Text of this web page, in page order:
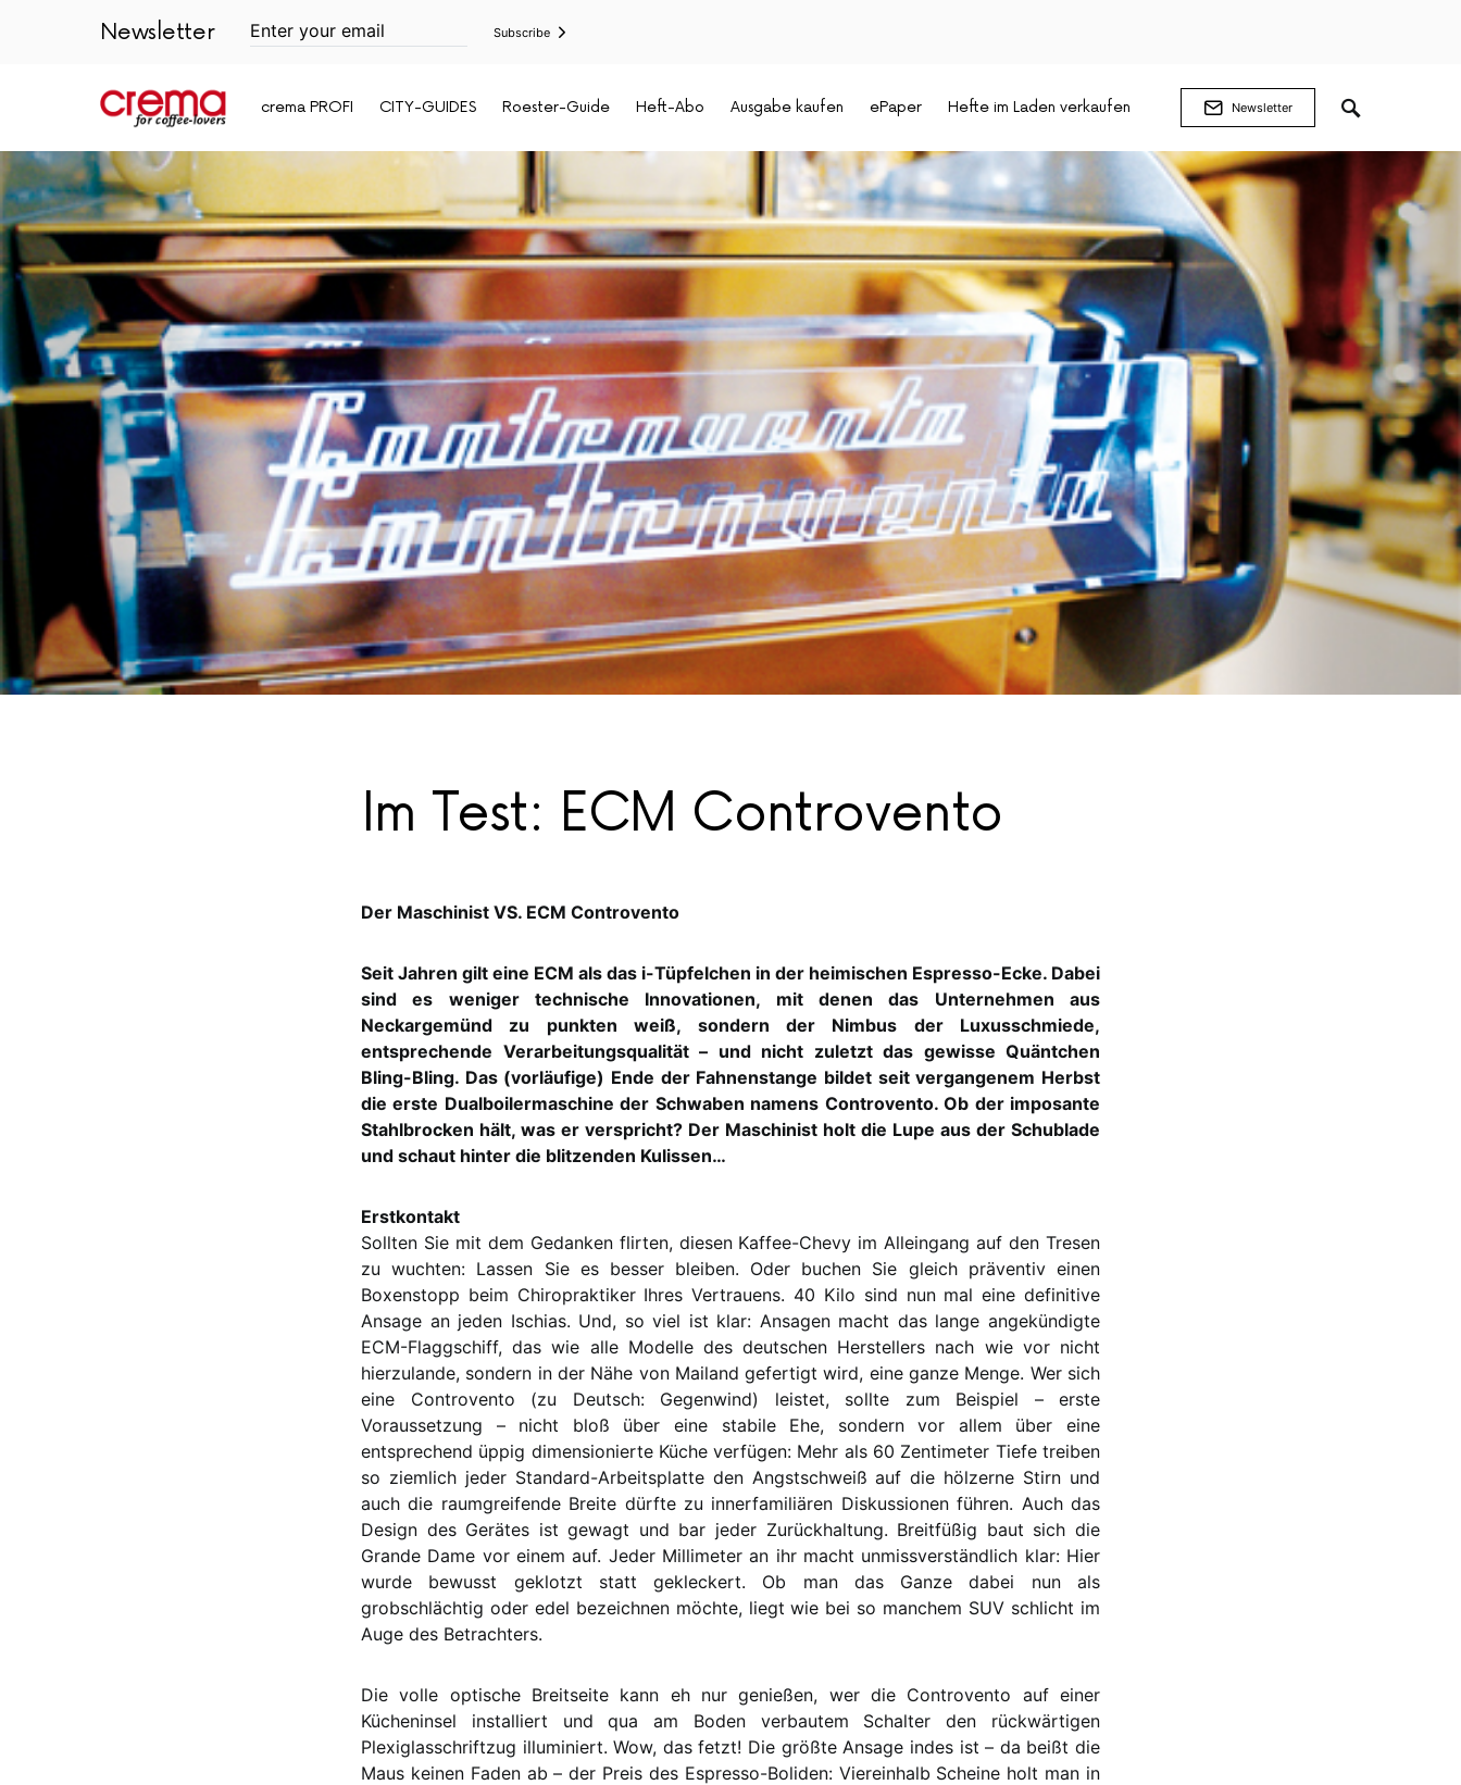
Newsletter Subscribe
crema PROFI CITY-GUIDES Roester-Guide Heft-Abo Ausgabe kaufen ePaper Hefte im Laden verkaufen Newsletter
Im Test: ECM Controvento
Der Maschinist VS. ECM Controvento
Seit Jahren gilt eine ECM als das i-Tüpfelchen in der heimischen Espresso-Ecke. Dabei
sind es weniger technische Innovationen, mit denen das Unternehmen aus
Neckargemünd zu punkten weiß, sondern der Nimbus der Luxusschmiede,
entsprechende Verarbeitungsqualität – und nicht zuletzt das gewisse Quäntchen
Bling-Bling. Das (vorläufige) Ende der Fahnenstange bildet seit vergangenem Herbst
die erste Dualboilermaschine der Schwaben namens Controvento. Ob der imposante
Stahlbrocken hält, was er verspricht? Der Maschinist holt die Lupe aus der Schublade
und schaut hinter die blitzenden Kulissen…
Erstkontakt
Sollten Sie mit dem Gedanken flirten, diesen Kaffee-Chevy im Alleingang auf den Tresen
zu wuchten: Lassen Sie es besser bleiben. Oder buchen Sie gleich präventiv einen
Boxenstopp beim Chiropraktiker Ihres Vertrauens. 40 Kilo sind nun mal eine definitive
Ansage an jeden Ischias. Und, so viel ist klar: Ansagen macht das lange angekündigte
ECM-Flaggschiff, das wie alle Modelle des deutschen Herstellers nach wie vor nicht
hierzulande, sondern in der Nähe von Mailand gefertigt wird, eine ganze Menge. Wer sich
eine Controvento (zu Deutsch: Gegenwind) leistet, sollte zum Beispiel – erste
Voraussetzung – nicht bloß über eine stabile Ehe, sondern vor allem über eine
entsprechend üppig dimensionierte Küche verfügen: Mehr als 60 Zentimeter Tiefe treiben
so ziemlich jeder Standard-Arbeitsplatte den Angstschweiß auf die hölzerne Stirn und
auch die raumgreifende Breite dürfte zu innerfamiliären Diskussionen führen. Auch das
Design des Gerätes ist gewagt und bar jeder Zurückhaltung. Breitfüßig baut sich die
Grande Dame vor einem auf. Jeder Millimeter an ihr macht unmissverständlich klar: Hier
wurde bewusst geklotzt statt gekleckert. Ob man das Ganze dabei nun als
grobschlächtig oder edel bezeichnen möchte, liegt wie bei so manchem SUV schlicht im
Auge des Betrachters.
Die volle optische Breitseite kann eh nur genießen, wer die Controvento auf einer
Kücheninsel installiert und qua am Boden verbautem Schalter den rückwärtigen
Plexiglasschriftzug illuminiert. Wow, das fetzt! Die größte Ansage indes ist – da beißt die
Maus keinen Faden ab – der Preis des Espresso-Boliden: Viereinhalb Scheine holt man in